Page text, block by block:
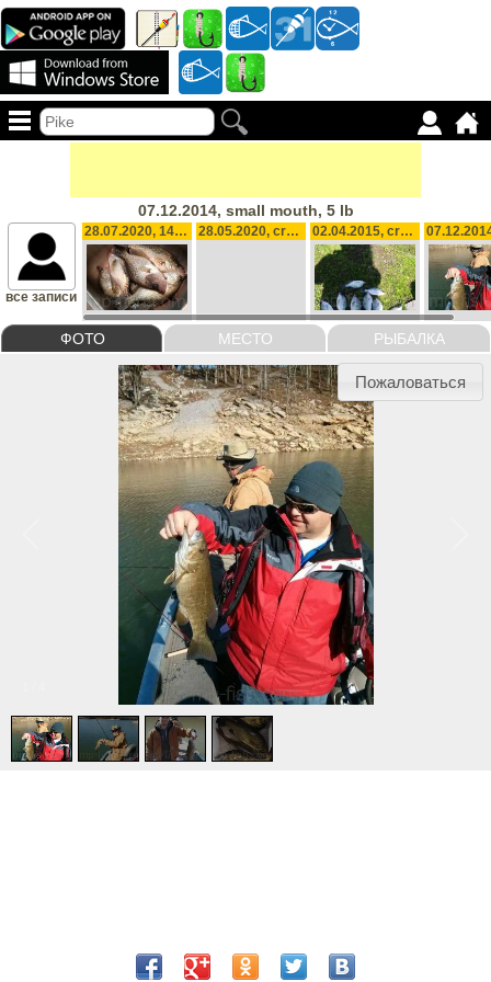
07.12.2014, small mouth, 5 lb
ФОТО МЕСТО РЫБАЛКА
все записи
28.07.2020, 14, 2 lb 28.05.2020, crappie , 24 oz 02.04.2015, crappie , 1 lb
Пожаловаться